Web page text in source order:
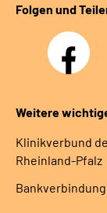
Folgen und
Facebook
Weitere
Klinikverbund
Rheinland-Pfalz
Bankverbindung